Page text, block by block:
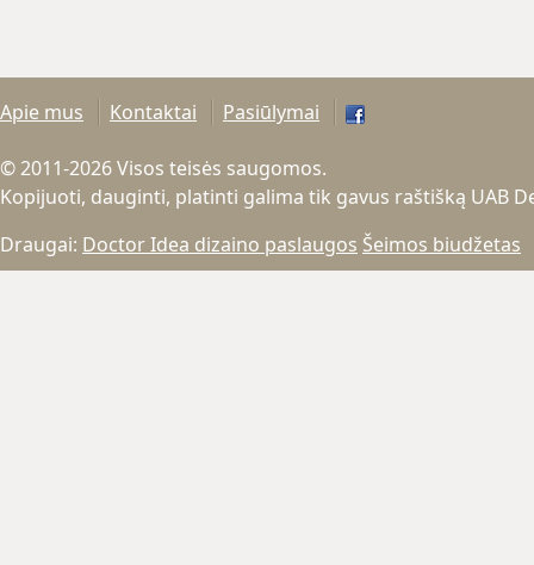
Apie mus Kontaktai Pasiūlymai
© 2011-2026 Visos teisės saugomos.
Kopijuoti, dauginti, platinti galima tik gavus raštišką UAB
Draugai: Doctor Idea dizaino paslaugos Šeimos biudžetas